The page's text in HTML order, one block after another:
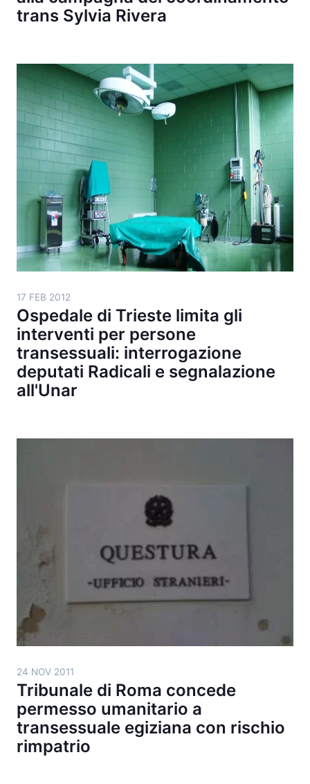
trans Sylvia Rivera
17 FEB 2012
Ospedale di Trieste limita gli
interventi per persone
transessuali: interrogazione
deputati Radicali e segnalazione
all'Unar
24 NOV 2011
Tribunale di Roma concede
permesso umanitario a
transessuale egiziana con rischio
rimpatrio